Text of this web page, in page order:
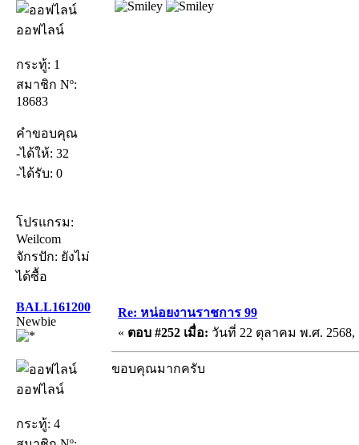
ออฟไลน์
กระทู้: 1
สมาชิก Nº:
18683
คำขอบคุณ
-ได้ให้: 32
-ได้รับ: 0
โปรแกรม:
Weilcom
จักรปัก: ยังไม่
ได้ซื้อ
BALL161200
Newbie
ออฟไลน์
กระทู้: 4
Re: หน่อยงานราชการ 99
« ตอบ #252 เมื่อ: วันที่ 22 ตุลาคม พ.ศ. 2568,
ขอบคุณมากครับ